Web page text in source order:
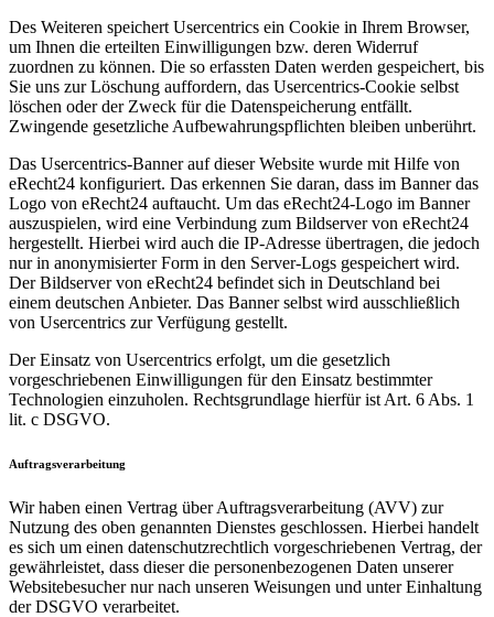
Des Weiteren speichert Usercentrics ein Cookie in Ihrem Browser,
um Ihnen die erteilten Einwilligungen bzw. deren Widerruf
zuordnen zu können. Die so erfassten Daten werden gespeichert, bis
Sie uns zur Löschung auffordern, das Usercentrics-Cookie selbst
löschen oder der Zweck für die Datenspeicherung entfällt.
Zwingende gesetzliche Aufbewahrungspflichten bleiben unberührt.
Das Usercentrics-Banner auf dieser Website wurde mit Hilfe von
eRecht24 konfiguriert. Das erkennen Sie daran, dass im Banner das
Logo von eRecht24 auftaucht. Um das eRecht24-Logo im Banner
auszuspielen, wird eine Verbindung zum Bildserver von eRecht24
hergestellt. Hierbei wird auch die IP-Adresse übertragen, die jedoch
nur in anonymisierter Form in den Server-Logs gespeichert wird.
Der Bildserver von eRecht24 befindet sich in Deutschland bei
einem deutschen Anbieter. Das Banner selbst wird ausschließlich
von Usercentrics zur Verfügung gestellt.
Der Einsatz von Usercentrics erfolgt, um die gesetzlich
vorgeschriebenen Einwilligungen für den Einsatz bestimmter
Technologien einzuholen. Rechtsgrundlage hierfür ist Art. 6 Abs. 1
lit. c DSGVO.
Auftragsverarbeitung
Wir haben einen Vertrag über Auftragsverarbeitung (AVV) zur
Nutzung des oben genannten Dienstes geschlossen. Hierbei handelt
es sich um einen datenschutzrechtlich vorgeschriebenen Vertrag, der
gewährleistet, dass dieser die personenbezogenen Daten unserer
Websitebesucher nur nach unseren Weisungen und unter Einhaltung
der DSGVO verarbeitet.